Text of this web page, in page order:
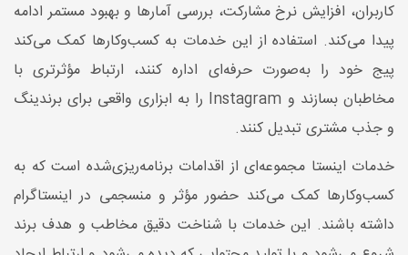
کاربران، افزایش نرخ مشارکت، بررسی آمارها و بهبود مستمر ادامه
پیدا می‌کند. استفاده از این خدمات به کسب‌وکارها کمک می‌کند
پیج خود را به‌صورت حرفه‌ای اداره کنند، ارتباط مؤثرتری با
مخاطبان بسازند و Instagram را به ابزاری واقعی برای برندینگ
و جذب مشتری تبدیل کنند.
خدمات اینستا مجموعه‌ای از اقدامات برنامه‌ریزی‌شده است که به
کسب‌وکارها کمک می‌کند حضور مؤثر و منسجمی در اینستاگرام
داشته باشند. این خدمات با شناخت دقیق مخاطب و هدف برند